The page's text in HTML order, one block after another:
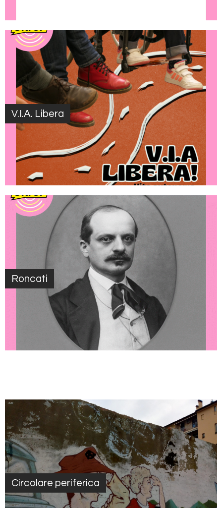
V.I.A. Libera
Roncati
Circolare periferica